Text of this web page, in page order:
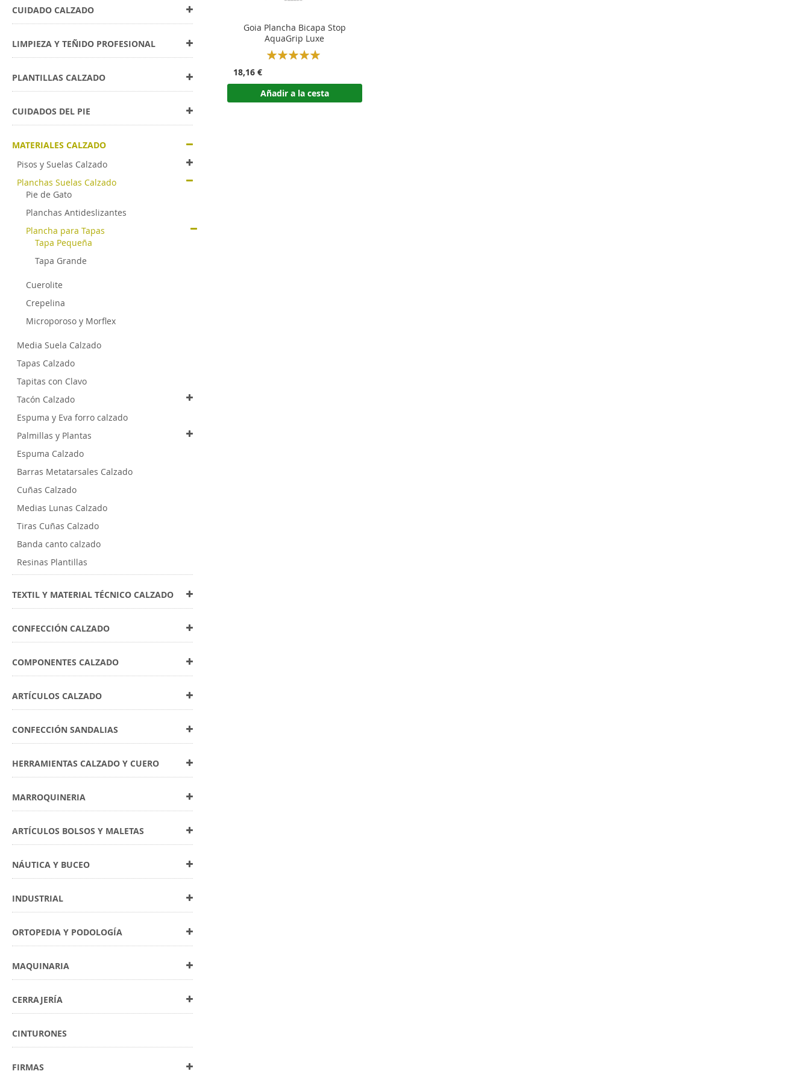
Goia Plancha Bicapa Stop
AquaGrip Luxe
Rating:
18,16 €
Añadir a la cesta
CUIDADO CALZADO
LIMPIEZA Y TEÑIDO PROFESIONAL
PLANTILLAS CALZADO
CUIDADOS DEL PIE
MATERIALES CALZADO
Pisos y Suelas Calzado
Planchas Suelas Calzado
Pie de Gato
Planchas Antideslizantes
Plancha para Tapas
Tapa Pequeña
Tapa Grande
Cuerolite
Crepelina
Microporoso y Morflex
Media Suela Calzado
Tapas Calzado
Tapitas con Clavo
Tacón Calzado
Espuma y Eva forro calzado
Palmillas y Plantas
Espuma Calzado
Barras Metatarsales Calzado
Cuñas Calzado
Medias Lunas Calzado
Tiras Cuñas Calzado
Banda canto calzado
Resinas Plantillas
TEXTIL Y MATERIAL TÉCNICO CALZADO
CONFECCIÓN CALZADO
COMPONENTES CALZADO
ARTÍCULOS CALZADO
CONFECCIÓN SANDALIAS
HERRAMIENTAS CALZADO Y CUERO
MARROQUINERIA
ARTÍCULOS BOLSOS Y MALETAS
NÁUTICA Y BUCEO
INDUSTRIAL
ORTOPEDIA Y PODOLOGÍA
MAQUINARIA
CERRAJERÍA
CINTURONES
FIRMAS